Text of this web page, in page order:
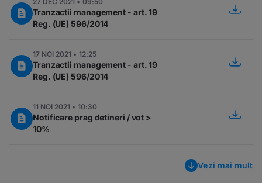
Tranzactii management - art. 19
Reg. (UE) 596/2014
17 NOI 2021 • 12:25
Tranzactii management - art. 19
Reg. (UE) 596/2014
11 NOI 2021 • 10:30
Notificare prag detineri / vot >
10%
Vezi mai mult